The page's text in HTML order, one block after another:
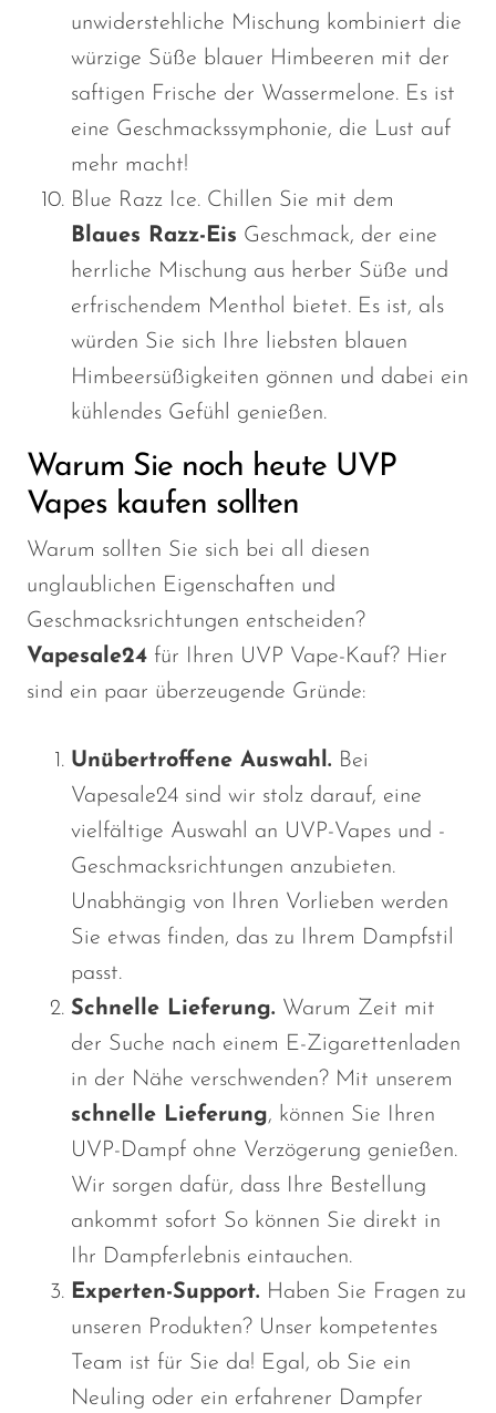
unwiderstehliche Mischung kombiniert die
würzige Süße blauer Himbeeren mit der
saftigen Frische der Wassermelone. Es ist
eine Geschmackssymphonie, die Lust auf
mehr macht!
Blue Razz Ice. Chillen Sie mit dem
Blaues Razz-Eis Geschmack, der eine
herrliche Mischung aus herber Süße und
erfrischendem Menthol bietet. Es ist, als
würden Sie sich Ihre liebsten blauen
Himbeersüßigkeiten gönnen und dabei ein
kühlendes Gefühl genießen.
Warum Sie noch heute UVP
Vapes kaufen sollten
Warum sollten Sie sich bei all diesen
unglaublichen Eigenschaften und
Geschmacksrichtungen entscheiden?
Vapesale24 für Ihren UVP Vape-Kauf? Hier
sind ein paar überzeugende Gründe:
Unübertroffene Auswahl. Bei
Vapesale24 sind wir stolz darauf, eine
vielfältige Auswahl an UVP-Vapes und -
Geschmacksrichtungen anzubieten.
Unabhängig von Ihren Vorlieben werden
Sie etwas finden, das zu Ihrem Dampfstil
passt.
Schnelle Lieferung. Warum Zeit mit
der Suche nach einem E-Zigarettenladen
in der Nähe verschwenden? Mit unserem
schnelle Lieferung, können Sie Ihren
UVP-Dampf ohne Verzögerung genießen.
Wir sorgen dafür, dass Ihre Bestellung
ankommt sofort So können Sie direkt in
Ihr Dampferlebnis eintauchen.
Experten-Support. Haben Sie Fragen zu
unseren Produkten? Unser kompetentes
Team ist für Sie da! Egal, ob Sie ein
Neuling oder ein erfahrener Dampfer